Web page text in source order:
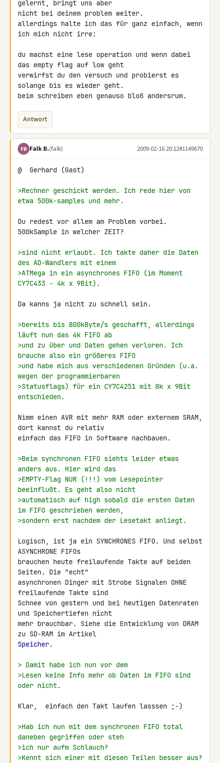
gelernt, bringt uns aber
nicht bei deinem problem weiter.
allerdings halte ich das für ganz einfach, wenn
ich mich nicht irre:
du machst eine lese operation und wenn dabei
das empty flag auf low geht
verwirfst du den versuch und probierst es
solange bis es wieder geht.
beim schreiben eben genauso bloß andersrum.
Antwort
FB Falk B.(falk) 2009-02-16 20:12#1149670
@  Gerhard (Gast)
>Rechner geschickt werden. Ich rede hier von
etwa 500k-samples und mehr.
Du redest vor allem am Problem vorbei.
500kSample in welcher ZEIT?
>sind nicht erlaubt. Ich takte daher die Daten
des AD-Wandlers mit einem
>ATMega in ein asynchrones FIFO (im Moment
CY7C433 - 4k x 9Bit).
Da kanns ja nicht zu schnell sein.
>bereits bis 800kByte/s geschafft, allerdings
läuft nun das 4k FIFO ab
>und zu über und Daten gehen verloren. Ich
brauche also ein größeres FIFO
>und habe mich aus verschiedenen Gründen (u.a.
wegen der programmierbaren
>Statusflags) für ein CY7C4251 mit 8k x 9Bit
entschieden.
Nimm einen AVR mit mehr RAM oder externem SRAM,
dort kannst du relativ
einfach das FIFO in Software nachbauen.
>Beim synchronen FIFO siehts leider etwas
anders aus. Hier wird das
>EMPTY-Flag NUR (!!!) vom Lesepointer
beeinflußt. Es geht also nicht
>automatisch auf high sobald die ersten Daten
im FIFO geschrieben werden,
>sondern erst nachdem der Lesetakt anliegt.
Logisch, ist ja ein SYNCHRONES FIFO. Und selbst
ASYNCHRONE FIFOs
brauchen heute freilaufende Takte auf beiden
Seiten. Die "echt"
asynchronen Dinger mit Strobe Signalen OHNE
freilaufende Takte sind
Schnee von gestern und bei heutigen Datenraten
und Speichertiefen nicht
mehr brauchbar. Siehe die Entwicklung von DRAM
Speicher.
> Damit habe ich nun vor dem
>Lesen keine Info mehr ob Daten im FIFO sind
oder nicht.
Klar,  einfach den Takt laufen lasssen ;-)
>Hab ich nun mit dem synchronen FIFO total
daneben gegriffen oder steh
>ich nur aufm Schlauch?
>Kennt sich einer mit diesen Teilen besser aus?